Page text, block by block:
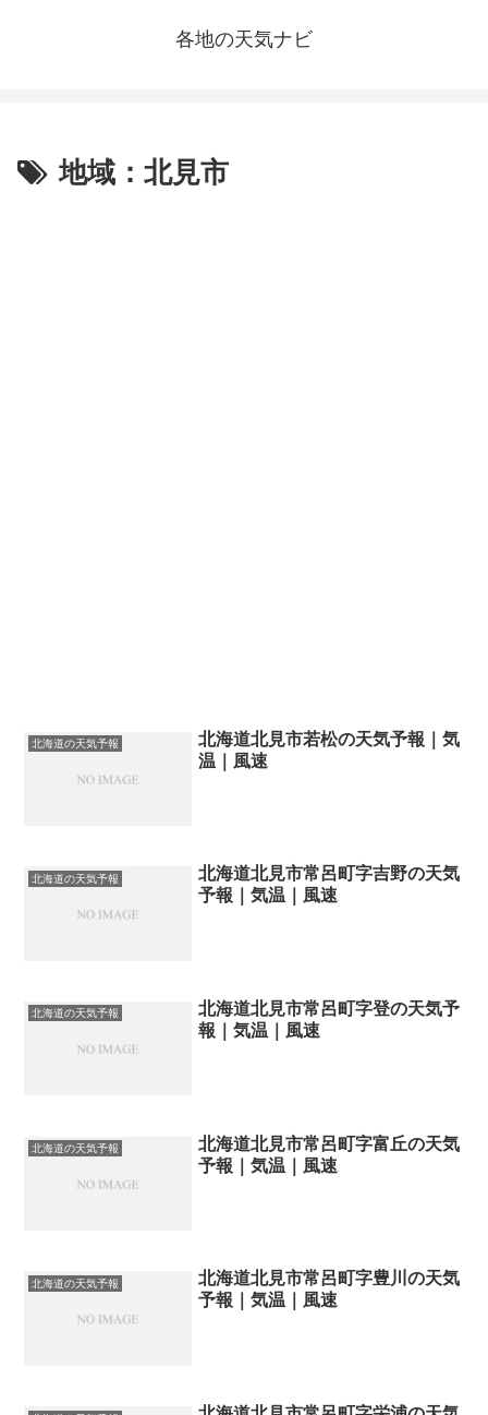
各地の天気ナビ
地域：北見市
北海道の天気予報
北海道北見市若松の天気予報｜気
温｜風速
北海道の天気予報
北海道北見市常呂町字吉野の天気
予報｜気温｜風速
北海道の天気予報
北海道北見市常呂町字登の天気予
報｜気温｜風速
北海道の天気予報
北海道北見市常呂町字富丘の天気
予報｜気温｜風速
北海道の天気予報
北海道北見市常呂町字豊川の天気
予報｜気温｜風速